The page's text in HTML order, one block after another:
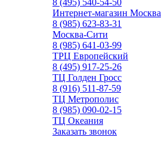
8 (495) 540-54-50
Интернет-магазин Москва
8 (985) 623-83-31
Москва-Сити
8 (985) 641-03-99
ТРЦ Европейский
8 (495) 917-25-26
ТЦ Голден Гросс
8 (916) 511-87-59
ТЦ Метрополис
8 (985) 090-02-15
ТЦ Океания
Заказать звонок